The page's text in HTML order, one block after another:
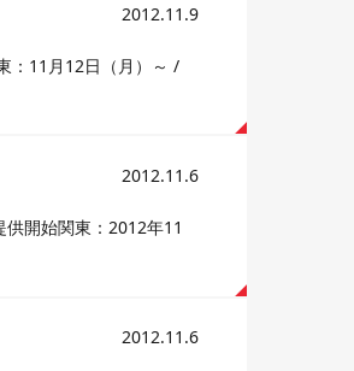
2012.11.9
：11月12日（月）～ /
2012.11.6
開始関東：2012年11
2012.11.6